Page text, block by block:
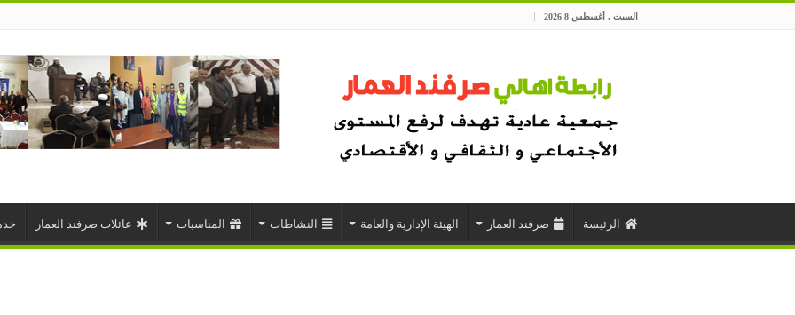
السبت , أغسطس 8 2026
الرئيسة صرفند العمار الهيئة الإدارية والعامة النشاطات المناسبات عائلات صرفند العمار